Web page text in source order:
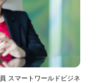
スマートワールドビジネ